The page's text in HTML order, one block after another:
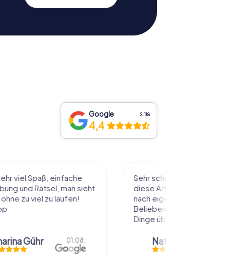
Google 2.118
4,4
einfache
Rätsel, man sieht
viel zu laufen!
01.08.
Sehr schöne Idee die Stadt auf
diese Art kennenzulernen. Alles
nach eigenem Tempo und
Belieben abzulaufen und dabei
Dinge über die...